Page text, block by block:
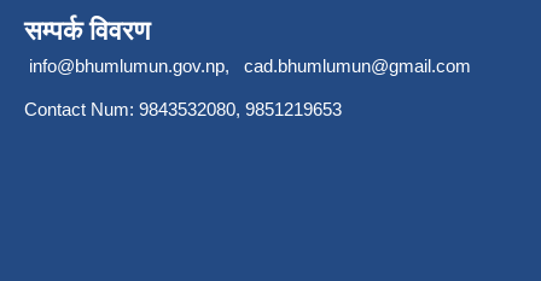
सम्पर्क विवरण
info@bhumlumun.gov.np, cad.bhumlumun@gmail.com
Contact Num: 9843532080, 9851219653